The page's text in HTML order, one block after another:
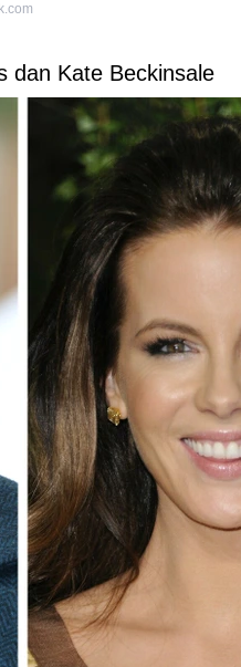
dan Kate Beckinsale